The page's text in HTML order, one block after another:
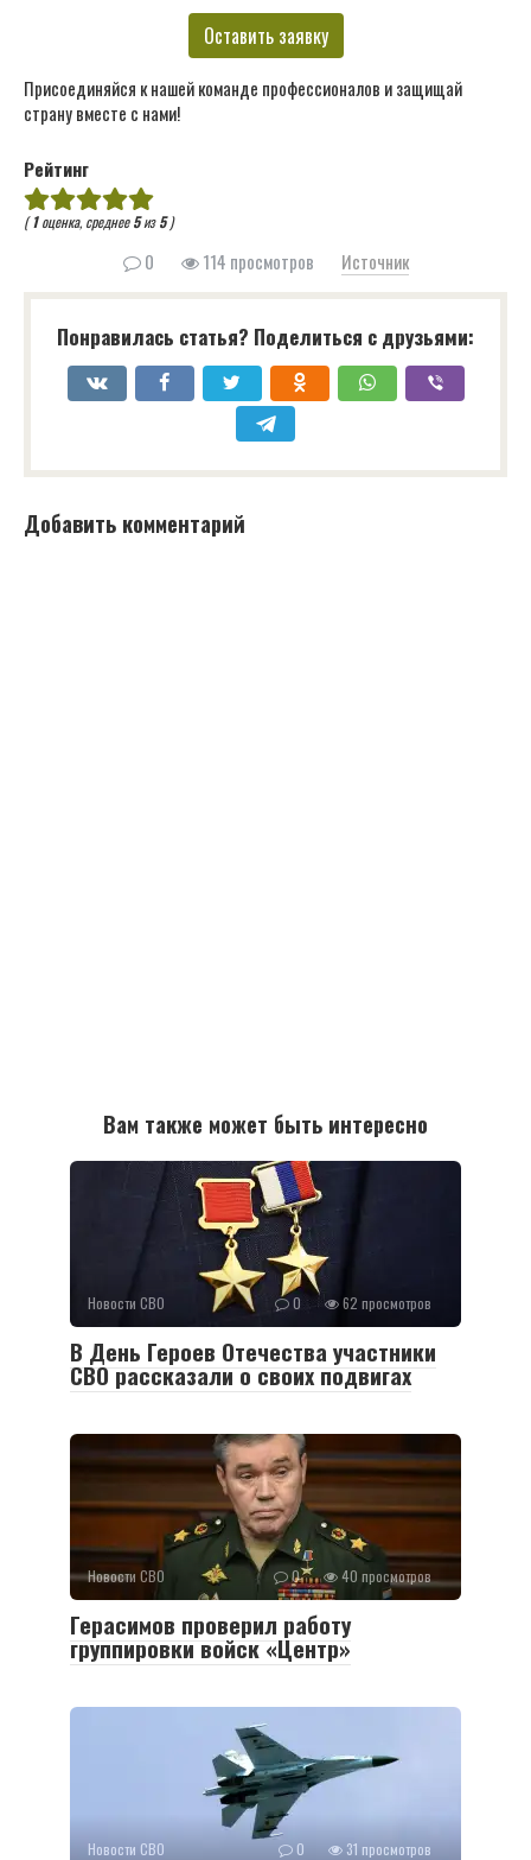
Оставить заявку
Присоединяйся к нашей команде профессионалов и защищай
страну вместе с нами!
Рейтинг
(1оценка, среднее5из5)
0 114 просмотров Источник
Понравилась статья? Поделиться с друзьями:
Добавить комментарий
Вам также может быть интересно
Новости СВО 0 62 просмотров
В День Героев Отечества участники
СВО рассказали о своих подвигах
Новости СВО 0 40 просмотров
Герасимов проверил работу
группировки войск «Центр»
Новости СВО 0 31 просмотров